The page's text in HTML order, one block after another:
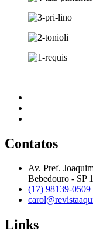
Contatos
Av. Pref.
Bebedouro - SP
(17) 98139-0509
Links